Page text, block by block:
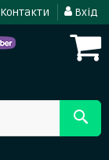
Контакти Вхід